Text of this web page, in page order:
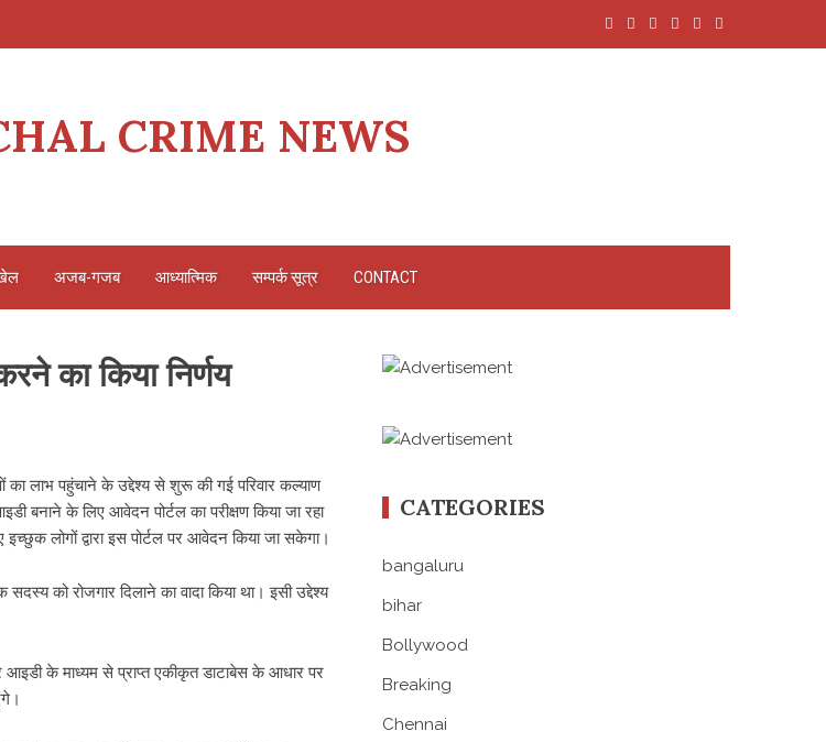
CRIME NEWS
अजब-गजब आध्यात्मिक सम्पर्क सूत्र CONTACT
का किया निर्णय
लाभ पहुंचाने के उद्देश्य से शुरू की गई परिवार कल्याण
बनाने के लिए आवेदन पोर्टल का परीक्षण किया जा रहा
लोगों द्वारा इस पोर्टल पर आवेदन किया जा सकेगा।
को रोजगार दिलाने का वादा किया था। इसी उद्देश्य
आइडी के माध्यम से प्राप्त एकीकृत डाटाबेस के आधार पर
CATEGORIES
bangaluru
bihar
Bollywood
Breaking
Chennai